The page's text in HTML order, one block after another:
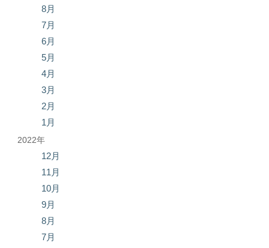
8月
7月
6月
5月
4月
3月
2月
1月
2022年
12月
11月
10月
9月
8月
7月